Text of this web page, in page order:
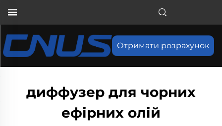
Отримати розрахунок
диффузер для чорних
ефірних олій